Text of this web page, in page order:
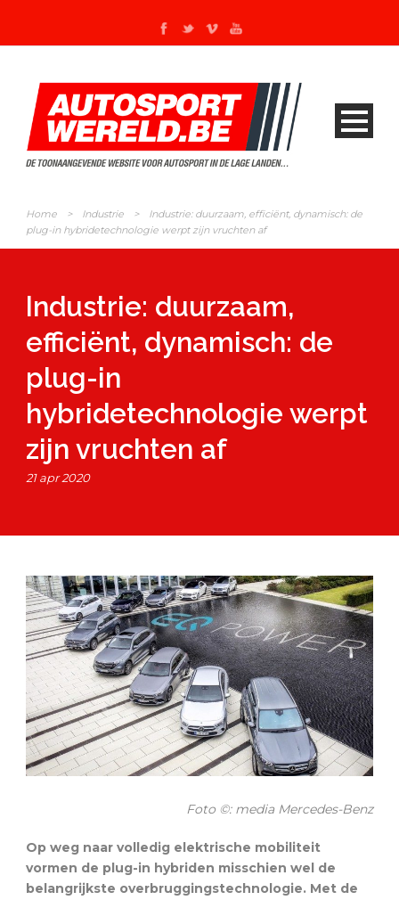
Home > Industrie >
Industrie: duurzaam, efficiënt, dynamisch: de
plug-in hybridetechnologie werpt zijn vruchten af
Industrie: duurzaam,
efficiënt, dynamisch: de
plug-in
hybridetechnologie werpt
zijn vruchten af
21 apr 2020
Foto ©: media Mercedes-Benz
Op weg naar volledig elektrische mobiliteit
vormen de plug-in hybriden misschien wel de
belangrijkste overbruggingstechnologie. Met de